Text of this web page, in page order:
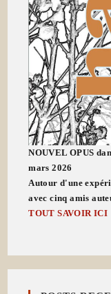
NOUVEL OPUS
mars 2026
Autour d'une
avec cinq amis
TOUT SAVOIR ICI